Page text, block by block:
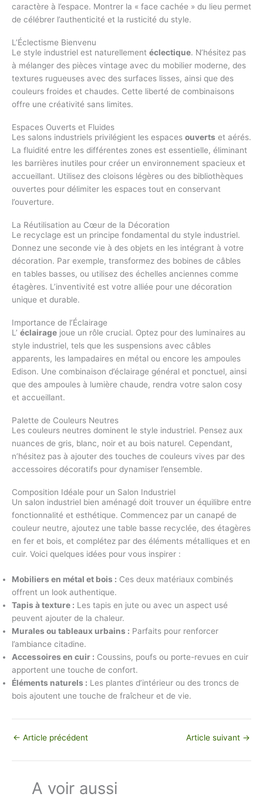
caractère à l’espace. Montrer la « face cachée » du lieu permet
de célébrer l’authenticité et la rusticité du style.
L’Éclectisme Bienvenu
Le style industriel est naturellement éclectique. N’hésitez pas
à mélanger des pièces vintage avec du mobilier moderne, des
textures rugueuses avec des surfaces lisses, ainsi que des
couleurs froides et chaudes. Cette liberté de combinaisons
offre une créativité sans limites.
Espaces Ouverts et Fluides
Les salons industriels privilégient les espaces ouverts et aérés.
La fluidité entre les différentes zones est essentielle, éliminant
les barrières inutiles pour créer un environnement spacieux et
accueillant. Utilisez des cloisons légères ou des bibliothèques
ouvertes pour délimiter les espaces tout en conservant
l’ouverture.
La Réutilisation au Cœur de la Décoration
Le recyclage est un principe fondamental du style industriel.
Donnez une seconde vie à des objets en les intégrant à votre
décoration. Par exemple, transformez des bobines de câbles
en tables basses, ou utilisez des échelles anciennes comme
étagères. L’inventivité est votre alliée pour une décoration
unique et durable.
Importance de l’Éclairage
L’ éclairage joue un rôle crucial. Optez pour des luminaires au
style industriel, tels que les suspensions avec câbles
apparents, les lampadaires en métal ou encore les ampoules
Edison. Une combinaison d’éclairage général et ponctuel, ainsi
que des ampoules à lumière chaude, rendra votre salon cosy
et accueillant.
Palette de Couleurs Neutres
Les couleurs neutres dominent le style industriel. Pensez aux
nuances de gris, blanc, noir et au bois naturel. Cependant,
n’hésitez pas à ajouter des touches de couleurs vives par des
accessoires décoratifs pour dynamiser l’ensemble.
Composition Idéale pour un Salon Industriel
Un salon industriel bien aménagé doit trouver un équilibre entre
fonctionnalité et esthétique. Commencez par un canapé de
couleur neutre, ajoutez une table basse recyclée, des étagères
en fer et bois, et complétez par des éléments métalliques et en
cuir. Voici quelques idées pour vous inspirer :
Mobiliers en métal et bois : Ces deux matériaux combinés
offrent un look authentique.
Tapis à texture : Les tapis en jute ou avec un aspect usé
peuvent ajouter de la chaleur.
Murales ou tableaux urbains : Parfaits pour renforcer
l’ambiance citadine.
Accessoires en cuir : Coussins, poufs ou porte-revues en cuir
apportent une touche de confort.
Éléments naturels : Les plantes d’intérieur ou des troncs de
bois ajoutent une touche de fraîcheur et de vie.
← Article précédent Article suivant →
A voir aussi